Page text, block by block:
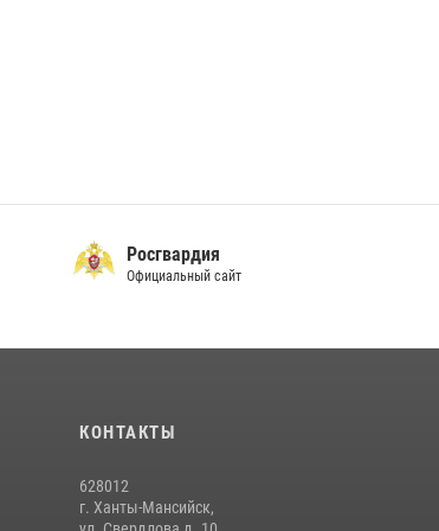
Росгвардия
Официальный сайт
КОНТАКТЫ
628012
г. Ханты-Мансийск,